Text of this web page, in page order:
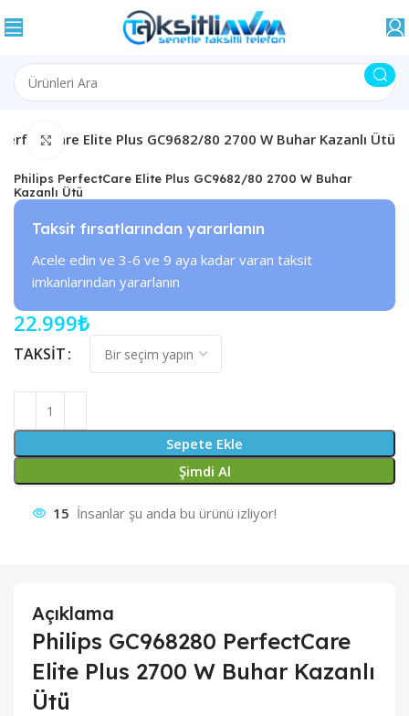
Elite Plus GC9682/80 2700 W Buhar Kazanlı Ütü
Büyütmek için tıklayın
Philips PerfectCare Elite Plus GC9682/80 2700 W Buhar
Kazanlı Ütü
Taksit fırsatlarından yararlanın
Acele edin ve 3-6 ve 9 aya kadar varan taksit
imkanlarından yararlanın
22.999₺
TAKSIT
Sepete Ekle
Şimdi Al
15 İnsanlar şu anda bu ürünü izliyor!
Açıklama
Philips GC968280 PerfectCare
Elite Plus 2700 W Buhar Kazanlı
Ütü